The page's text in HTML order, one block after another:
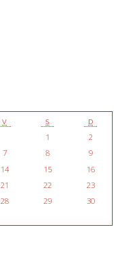
V S D
1
2
7 8
9
14 15
16
21 22
23
28 29
30